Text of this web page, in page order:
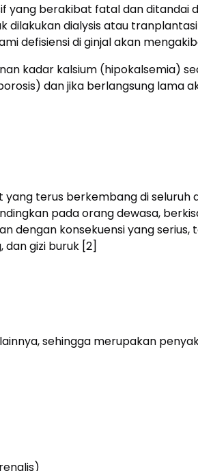
yang berakibat fatal dan ditandai
dialysis atau
defisiensi di ginjal akan
kadar kalsium (hipokalsemia)
dan jika berlangsung lama
terus berkembang di seluruh
pada orang dewasa,
dengan konsekuensi yang
gizi buruk [2]
sehingga merupakan